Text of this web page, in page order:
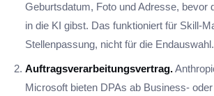
Geburtsdatum, Foto und Adresse, bevor
in die KI gibst. Das funktioniert für Skill-
Stellenpassung, nicht für die Endauswahl.
Auftragsverarbeitungsvertrag.
Microsoft bieten DPAs ab Business-